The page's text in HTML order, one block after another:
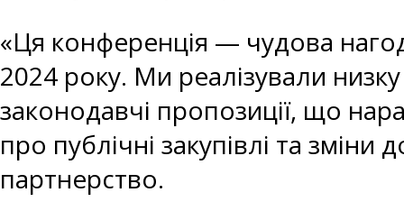
«Ця конференція — чудова
2024 року. Ми реалізували
законодавчі пропозиції, що
про публічні закупівлі та
партнерство.